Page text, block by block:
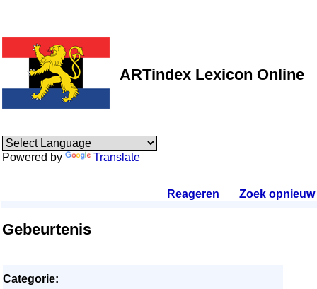
ARTindex Lexicon Online
Powered by Translate
Reageren Zoek opnieuw.
Gebeurtenis
Categorie: